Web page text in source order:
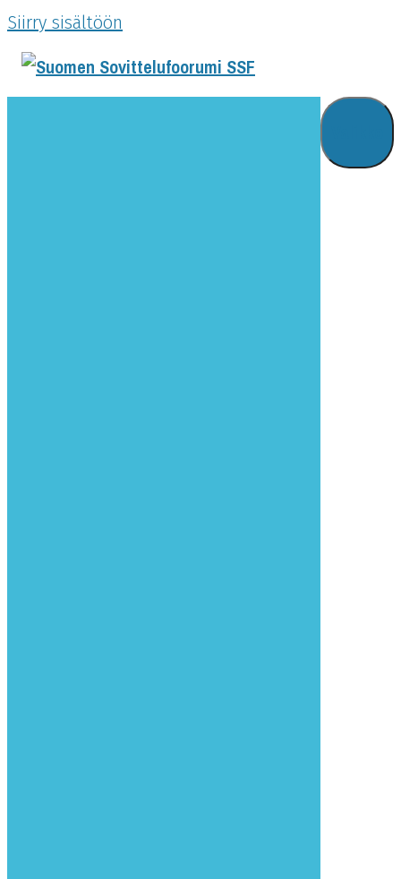
Siirry sisältöön